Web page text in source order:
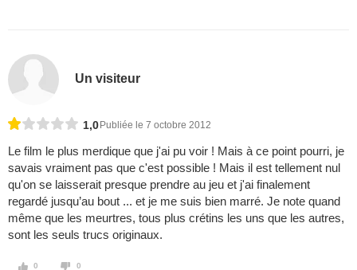
Un visiteur
1,0 Publiée le 7 octobre 2012
Le film le plus merdique que j'ai pu voir ! Mais à ce point pourri, je
savais vraiment pas que c'est possible ! Mais il est tellement nul
qu'on se laisserait presque prendre au jeu et j'ai finalement
regardé jusqu’au bout ... et je me suis bien marré. Je note quand
même que les meurtres, tous plus crétins les uns que les autres,
sont les seuls trucs originaux.
0 0